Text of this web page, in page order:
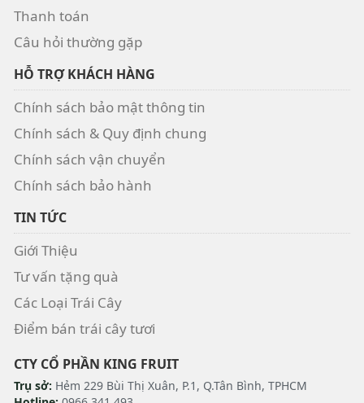
Thanh toán
Câu hỏi thường gặp
HỖ TRỢ KHÁCH HÀNG
Chính sách bảo mật thông tin
Chính sách & Quy định chung
Chính sách vận chuyển
Chính sách bảo hành
TIN TỨC
Giới Thiệu
Tư vấn tặng quà
Các Loại Trái Cây
Điểm bán trái cây tươi
CTY CỔ PHẦN KING FRUIT
Trụ sở: Hẻm 229 Bùi Thị Xuân, P.1, Q.Tân Bình, TPHCM